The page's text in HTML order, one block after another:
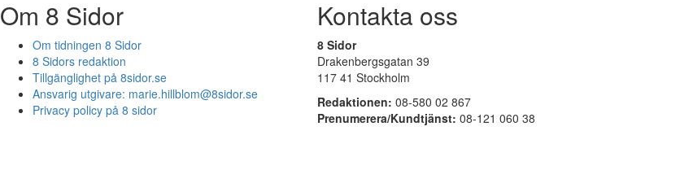
Om 8 Sidor
Om tidningen 8 Sidor
8 Sidors redaktion
Tillgänglighet på 8sidor.se
Ansvarig utgivare: marie.hillblom@8sidor.se
Privacy policy på 8 sidor
Kontakta oss
8 Sidor
Drakenbergsgatan 39
117 41 Stockholm
Redaktionen: 08-580 02 867
Prenumerera/Kundtjänst: 08-121 060 38